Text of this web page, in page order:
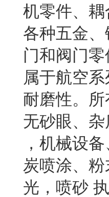
机零件、
各种五金
门和阀门
属于航空
耐磨性。
无砂眼、
，机械设
炭喷涂、
光，喷砂